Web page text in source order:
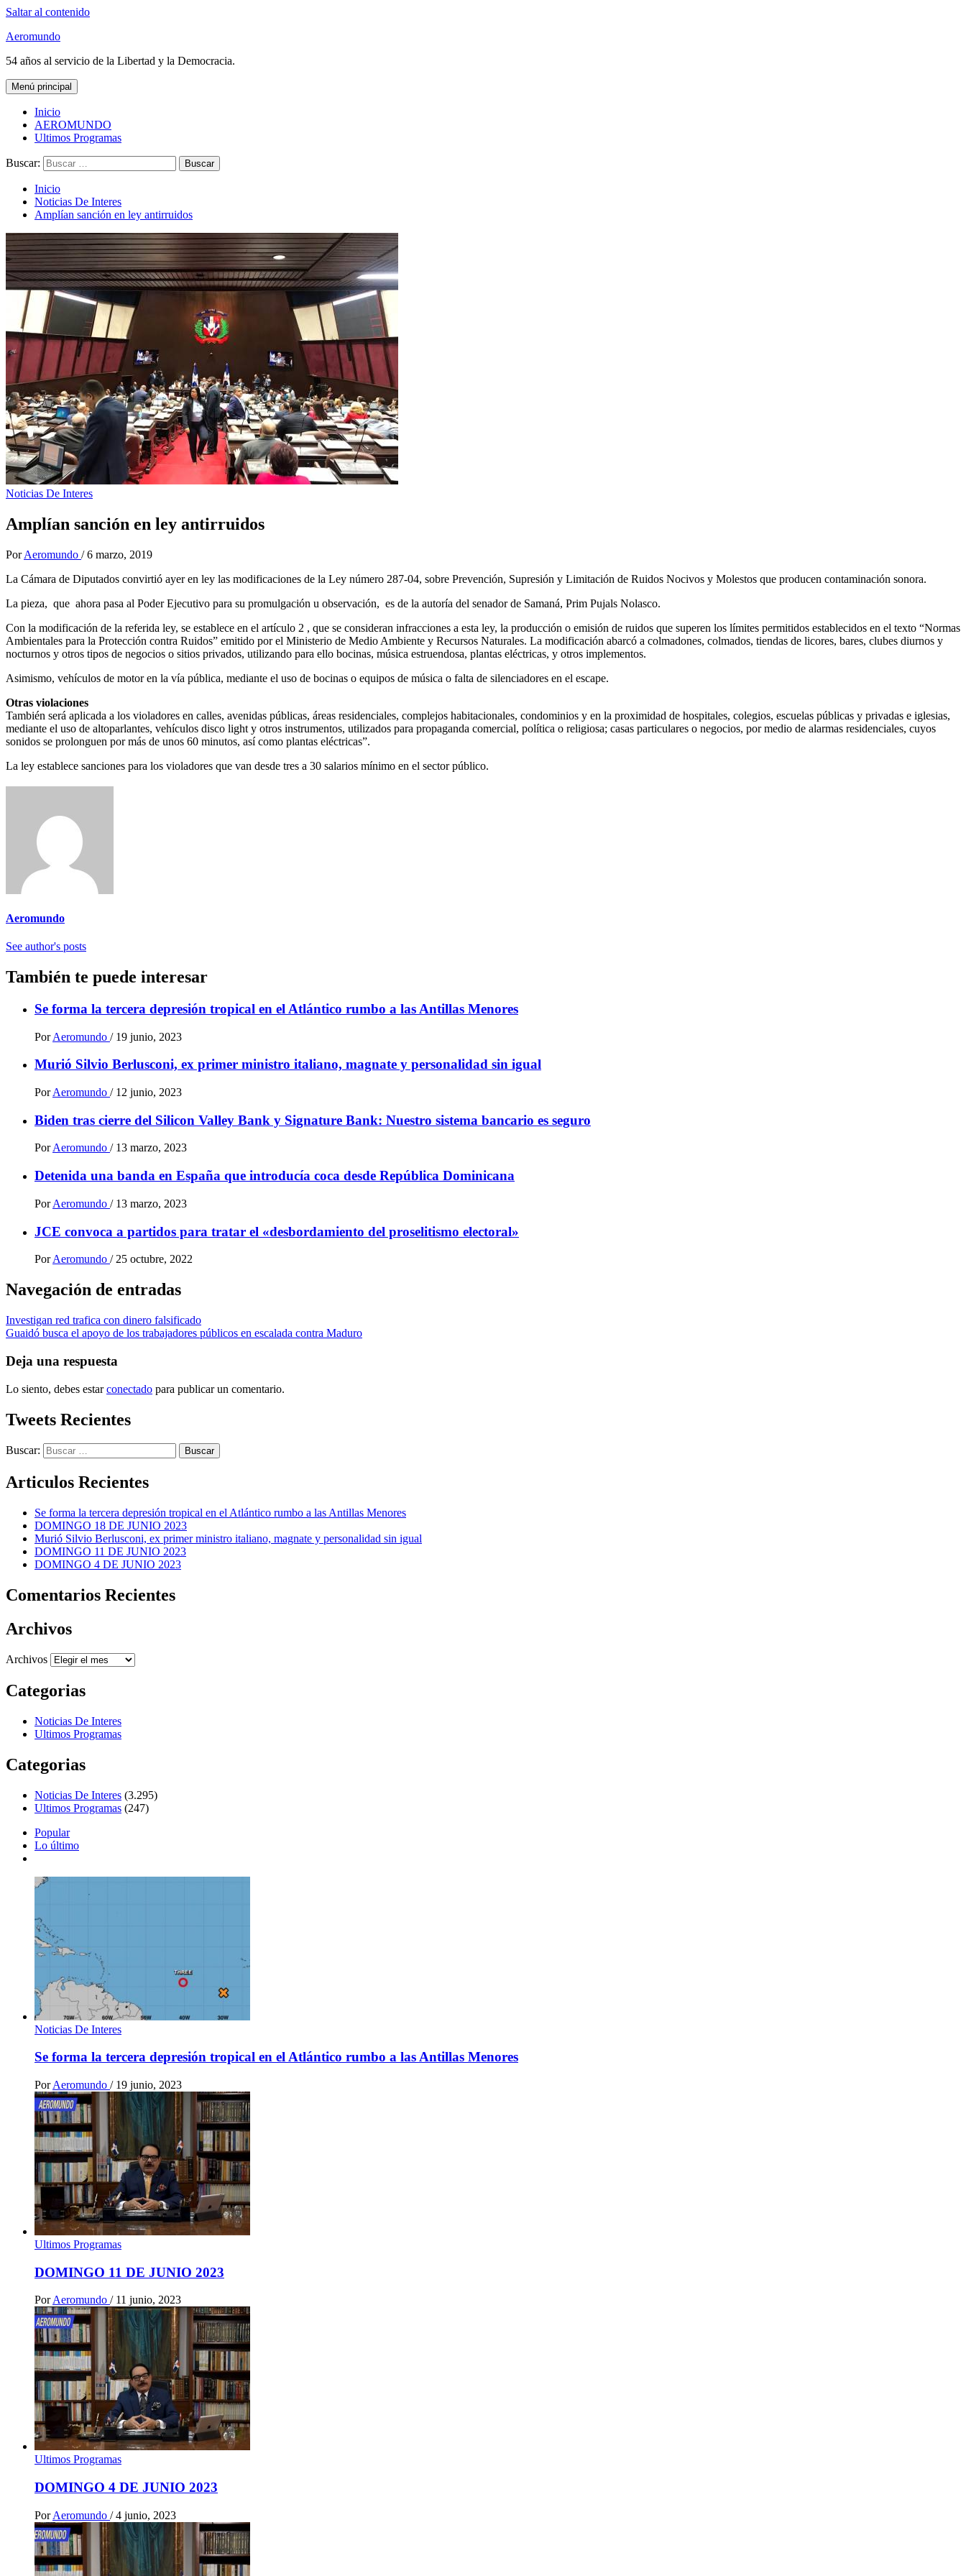
Saltar al contenido
Aeromundo
54 años al servicio de la Libertad y la Democracia.
Menú principal
Inicio
AEROMUNDO
Ultimos Programas
Buscar:
Inicio
Noticias De Interes
Amplían sanción en ley antirruidos
Noticias De Interes
Amplían sanción en ley antirruidos
Por Aeromundo / 6 marzo, 2019
La Cámara de Diputados convirtió ayer en ley las modificaciones de la Ley número 287-04, sobre Prevención, Supresión y Limitación de Ruidos Nocivos y Molestos que producen contaminación sonora.
La pieza, que ahora pasa al Poder Ejecutivo para su promulgación u observación, es de la autoría del senador de Samaná, Prim Pujals Nolasco.
Con la modificación de la referida ley, se establece en el artículo 2 , que se consideran infracciones a esta ley, la producción o emisión de ruidos que superen los límites permitidos establecidos en el texto “Normas
Ambientales para la Protección contra Ruidos” emitido por el Ministerio de Medio Ambiente y Recursos Naturales. La modificación abarcó a colmadones, colmados, tiendas de licores, bares, clubes diurnos y
nocturnos y otros tipos de negocios o sitios privados, utilizando para ello bocinas, música estruendosa, plantas eléctricas, y otros implementos.
Asimismo, vehículos de motor en la vía pública, mediante el uso de bocinas o equipos de música o falta de silenciadores en el escape.
Otras violaciones
También será aplicada a los violadores en calles, avenidas públicas, áreas residenciales, complejos habitacionales, condominios y en la proximidad de hospitales, colegios, escuelas públicas y privadas e iglesias,
mediante el uso de altoparlantes, vehículos disco light y otros instrumentos, utilizados para propaganda comercial, política o religiosa; casas particulares o negocios, por medio de alarmas residenciales, cuyos
sonidos se prolonguen por más de unos 60 minutos, así como plantas eléctricas”.
La ley establece sanciones para los violadores que van desde tres a 30 salarios mínimo en el sector público.
Aeromundo
See author's posts
También te puede interesar
Se forma la tercera depresión tropical en el Atlántico rumbo a las Antillas Menores
Por Aeromundo / 19 junio, 2023
Murió Silvio Berlusconi, ex primer ministro italiano, magnate y personalidad sin igual
Por Aeromundo / 12 junio, 2023
Biden tras cierre del Silicon Valley Bank y Signature Bank: Nuestro sistema bancario es seguro
PorAeromundo / 13 marzo, 2023
Detenida una banda en España que introducía coca desde República Dominicana
Por Aeromundo / 13 marzo, 2023
JCE convoca a partidos para tratar el «desbordamiento del proselitismo electoral»
Por Aeromundo / 25 octubre, 2022
Navegación de entradas
Investigan red trafica con dinero falsificado
Guaidó busca el apoyo de los trabajadores públicos en escalada contra Maduro
Deja una respuesta
Lo siento, debes estarconectado para publicar un comentario.
Tweets Recientes
Buscar:
Articulos Recientes
Se forma la tercera depresión tropical en el Atlántico rumbo a las Antillas Menores
DOMINGO 18 DE JUNIO 2023
Murió Silvio Berlusconi, ex primer ministro italiano, magnate y personalidad sin igual
DOMINGO 11 DE JUNIO 2023
DOMINGO 4 DE JUNIO 2023
Comentarios Recientes
Archivos
Archivos
Categorias
Noticias De Interes
Ultimos Programas
Categorias
Noticias De Interes (3.295)
Ultimos Programas (247)
Popular
Lo último
Noticias De Interes
Se forma la tercera depresión tropical en el Atlántico rumbo a las Antillas Menores
Por Aeromundo / 19 junio, 2023
Ultimos Programas
DOMINGO 11 DE JUNIO 2023
PorAeromundo / 11 junio, 2023
Ultimos Programas
DOMINGO 4 DE JUNIO 2023
Por Aeromundo / 4 junio, 2023